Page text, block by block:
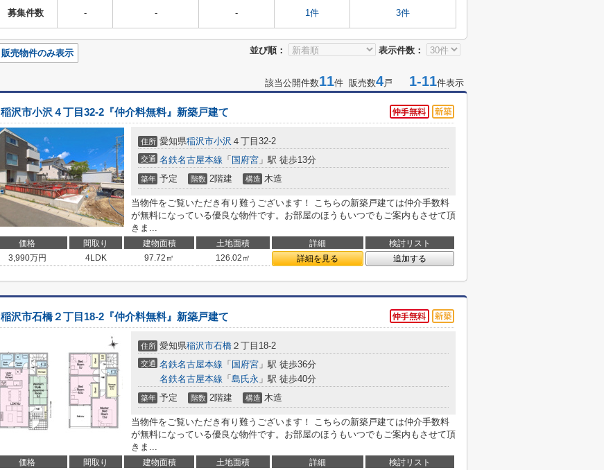
募集件数 - - - 1件 3件
並び順： 表示件数：
販売物件のみ表示
該当公開件数11件 販売数4戸 1-11件表示
稲沢市小沢４丁目32-2『仲介料無料』新築戸建て
住所 愛知県稲沢市小沢 ４丁目32-2
交通 名鉄名古屋本線 「 国府宮 」駅 徒歩13分
築年 予定 階数 2階建 構造 木造
当物件をご覧いただき有り難うございます！ こちらの新築戸建ては仲介手数料
が無料になっている優良な物件です。お部屋のほうもいつでもご案内もさせて頂
きま...
価格 間取り 建物面積 土地面積 詳細
検討リスト
3,990万円 4LDK 97.72㎡ 126.02㎡ 詳細を見る 追加する
稲沢市石橋２丁目18-2『仲介料無料』新築戸建て
住所 愛知県稲沢市石橋 ２丁目18-2
交通 名鉄名古屋本線 「 国府宮 」駅 徒歩36分
名鉄名古屋本線 「 島氏永 」駅 徒歩40分
築年 予定 階数 2階建 構造 木造
当物件をご覧いただき有り難うございます！ こちらの新築戸建ては仲介手数料
が無料になっている優良な物件です。お部屋のほうもいつでもご案内もさせて頂
きま...
価格 間取り 建物面積 土地面積 詳細
検討リスト